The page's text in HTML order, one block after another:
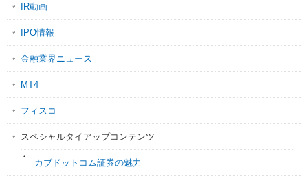
IR動画
IPO情報
金融業界ニュース
MT4
フィスコ
スペシャルタイアップコンテンツ
カブドットコム証券の魅力